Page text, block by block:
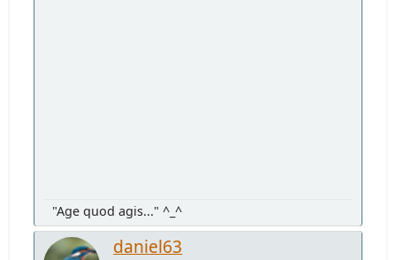
"Age quod agis..." ^_^
daniel63